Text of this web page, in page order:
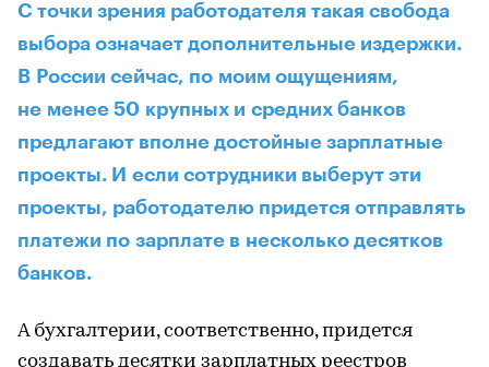
С точки зрения работодателя такая свобода
выбора означает дополнительные издержки.
В России сейчас, по моим ощущениям,
не менее 50 крупных и средних банков
предлагают вполне достойные зарплатные
проекты. И если сотрудники выберут эти
проекты, работодателю придется отправлять
платежи по зарплате в несколько десятков
банков.
А бухгалтерии, соответственно, придется
создавать десятки зарплатных реестров